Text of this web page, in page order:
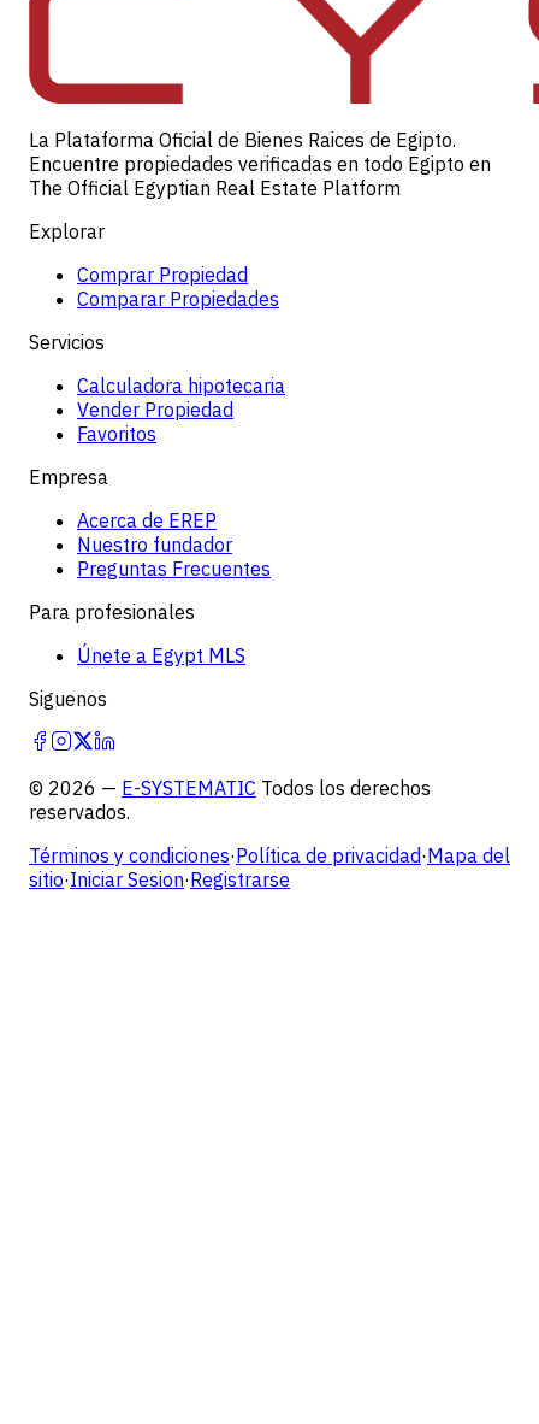
La Plataforma Oficial de Bienes Raices de Egipto.
Encuentre propiedades verificadas en todo Egipto en
The Official Egyptian Real Estate Platform
Explorar
Comprar Propiedad
Comparar Propiedades
Servicios
Calculadora hipotecaria
Vender Propiedad
Favoritos
Empresa
Acerca de EREP
Nuestro fundador
Preguntas Frecuentes
Para profesionales
Únete a Egypt MLS
Siguenos
© 2026 — E-SYSTEMATIC Todos los derechos
reservados.
Términos y condiciones·Política de privacidad·Mapa del
sitio·Iniciar Sesion·Registrarse